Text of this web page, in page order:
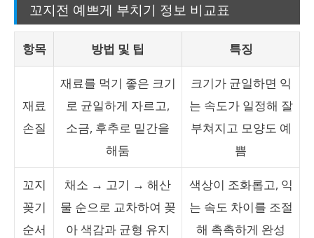
꼬지전 예쁘게 부치기 정보 비교표
항목 방법 및 팁 특징
재료
손질
재료를 먹기 좋은 크기
로 균일하게 자르고,
소금, 후추로 밑간을
해둠
크기가 균일하면 익
는 속도가 일정해 잘
부쳐지고 모양도 예
쁨
꼬지
꽂기
순서
채소 → 고기 → 해산
물 순으로 교차하여 꽂
아 색감과 균형 유지
색상이 조화롭고, 익
는 속도 차이를 조절
해 촉촉하게 완성